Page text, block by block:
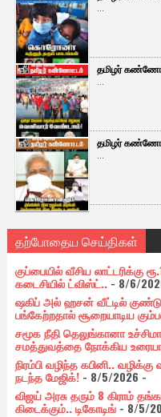
...
தமிழர்
...
தமிழர்
...
தற்போதைய செய்திகள்
குப்பையில் வீசிய லாட்டரிக்கு
கடைசியில் ட்விஸ்ட்..- 8/6/
ஷகிப் அல் ஹசன் வீட்டில்
பங்கேற்றதால் சூறையாடிய
சமூக நீதி தெலுங்கானா
சமத்துவத்தை நோக்கிய
நிரம்பி வழிந்த கபினி..
நடந்த மேஜிக்!- 8/5/2026 -
விஜய் அரசு தரும் 8 கிராம்
கிடைக்கும்.. டிகோடிங்- 8/5/